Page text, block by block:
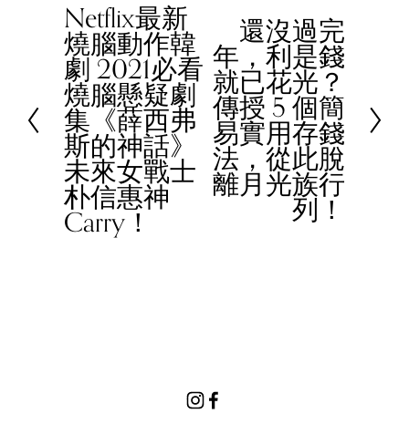
P
r
e
v
i
o
u
s
Netflix最新
燒腦動作韓
劇 2021必看
燒腦懸疑劇
集《薛西弗
斯的神話》
未來女戰士
朴信惠神
Carry！
還沒過完
年，利是錢
就已花光？
傳授 5 個簡
易實用存錢
法，從此脫
離月光族行
列！